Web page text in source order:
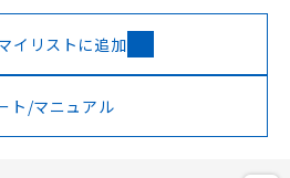
イリストに追加
ト/マニュアル